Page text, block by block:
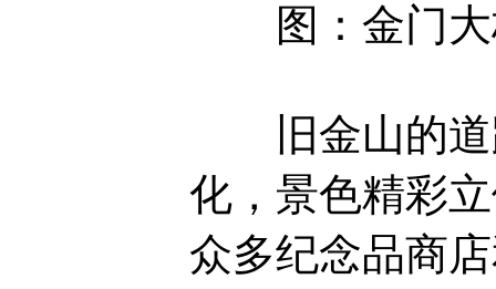
图：金门大
旧金山的道
化，景色精彩
众多纪念品商